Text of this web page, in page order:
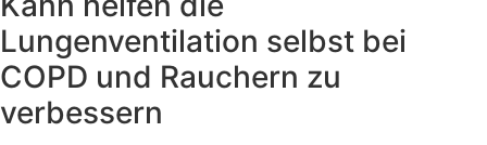
Lungenventilation selbst bei
COPD und Rauchern zu
verbessern